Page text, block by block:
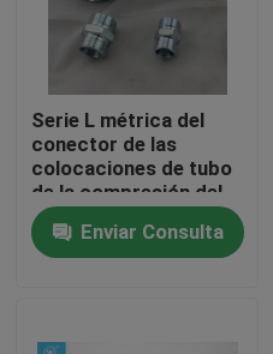
Éntrenos en contacto con
Noticias
Casos
Serie L métrica del
conector de las
colocaciones de tubo
de la compresión del
hilo masculino de
Eaton 1C 24 grados
Enviar Consulta